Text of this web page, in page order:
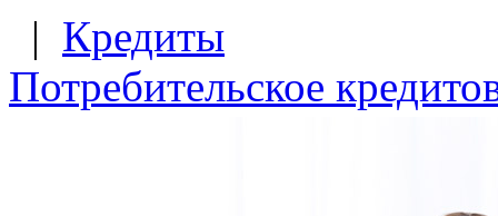
| Кредиты
Потребительское